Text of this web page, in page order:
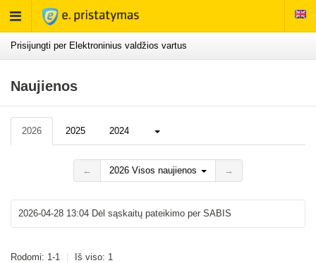
Rodyti
meniu
Prisijungti per Elektroninius valdžios vartus
Naujienos
2026 2025 2024 Daugiau...
← 2026 Visos naujienos →
2026-04-28 13:04 Dėl sąskaitų pateikimo per SABIS
Rodomi: 1-1 Iš viso: 1